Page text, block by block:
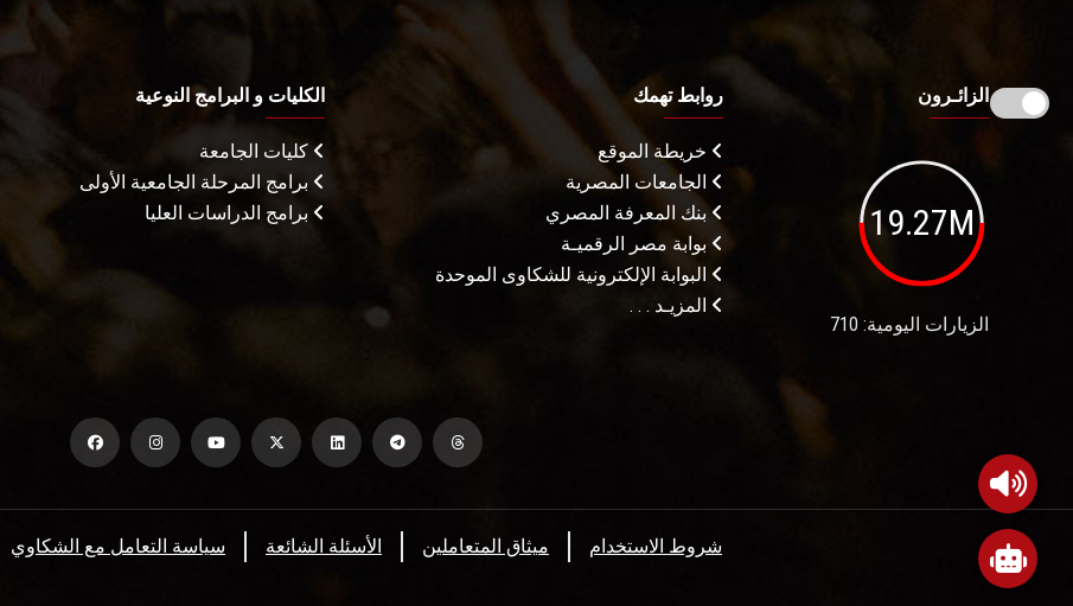
الزائـرون
19.27M
الزيارات اليومية: 710
روابط تهمك
خريطة الموقع
الجامعات المصرية
بنك المعرفة المصري
بوابة مصر الرقميـة
البوابة الإلكترونية للشكاوى الموحدة
المزيـد . . .
الكليات و البرامج النوعية
كليات الجامعة
برامج المرحلة الجامعية الأولى
برامج الدراسات العليا
سياسة التعامل مع الشكاوي الأسئلة الشائعة ميثاق المتعاملين شروط الاستخدام